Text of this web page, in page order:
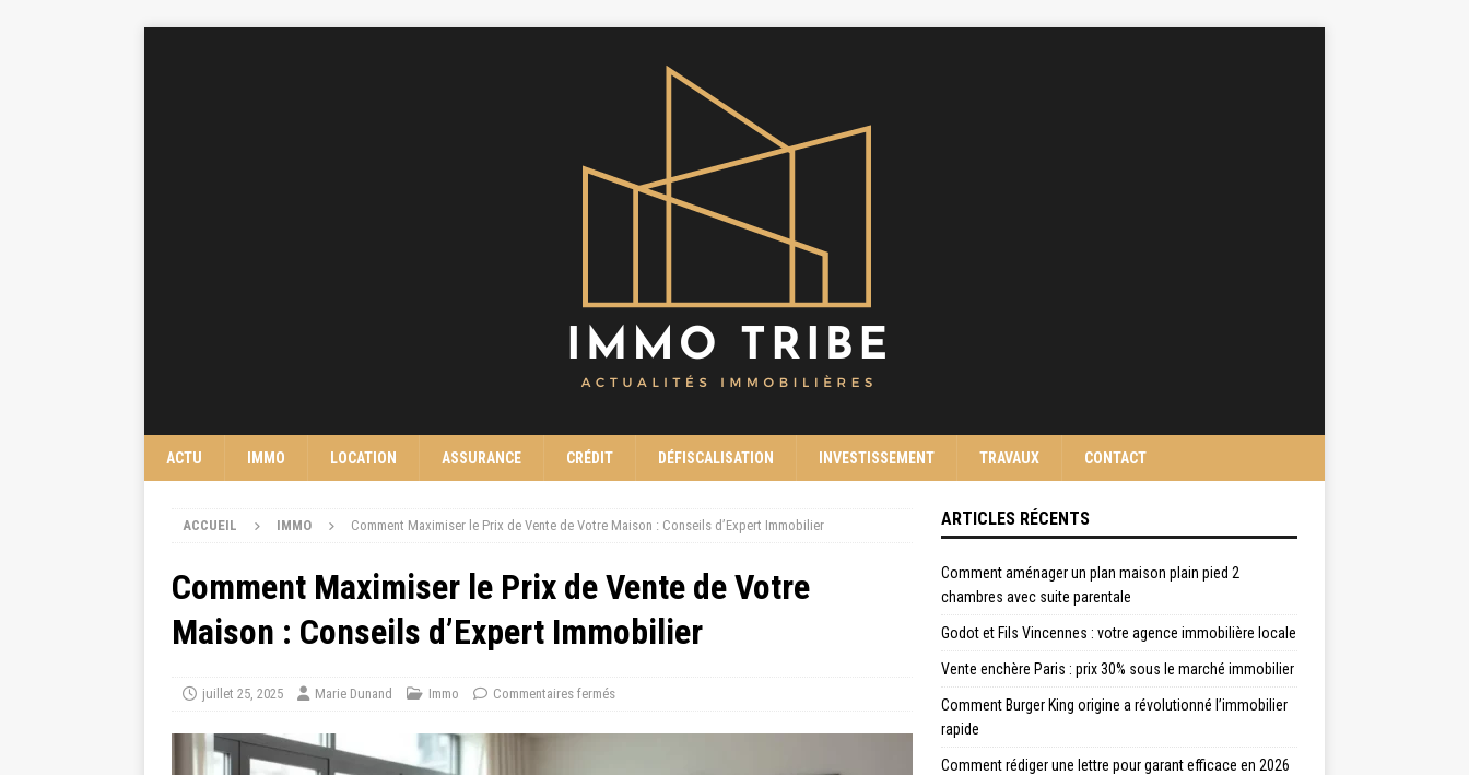
ACTU IMMO LOCATION ASSURANCE CRÉDIT DÉFISCALISATION INVESTISSEMENT TRAVAUX CONTACT
ACCUEIL IMMO Comment Maximiser le Prix de Vente de Votre Maison : Conseils d’Expert Immobilier
Comment Maximiser le Prix de Vente de Votre
Maison : Conseils d’Expert Immobilier
juillet 25, 2025 Marie Dunand Immo Commentaires fermés
ARTICLES RÉCENTS
Comment aménager un plan maison plain pied 2
chambres avec suite parentale
Godot et Fils Vincennes : votre agence immobilière locale
Vente enchère Paris : prix 30% sous le marché immobilier
Comment Burger King origine a révolutionné l’immobilier
rapide
Comment rédiger une lettre pour garant efficace en 2026